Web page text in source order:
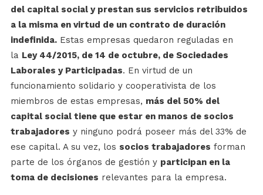
del capital social y prestan sus servicios retribuidos
a la misma en virtud de un contrato de duración
indefinida.Estas empresas quedaron reguladas en
la Ley 44/2015, de 14 de octubre, de Sociedades
Laborales y Participadas. En virtud de un
funcionamiento solidario y cooperativista de los
miembros de estas empresas, más del 50% del
capital social tiene que estar en manos de socios
trabajadores y ninguno podrá poseer más del 33% de
ese capital. A su vez, los socios trabajadores forman
parte de los órganos de gestión y participan en la
toma de decisiones relevantes para la empresa.